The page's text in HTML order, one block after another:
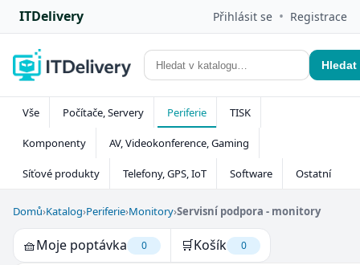
ITDelivery Přihlásit se • Registrace
Hledat
Vše Počítače, Servery Periferie TISK
Komponenty AV, Videokonference, Gaming
Síťové produkty Telefony, GPS, IoT Software Ostatní
Domů›Katalog›Periferie›Monitory›Servisní podpora - monitory
🧺Moje poptávka 0 🛒Košík 0